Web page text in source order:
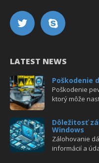
LATEST NEWS
Poškodenie
Poškodenie
ktorý môže
Dôležitosť
Windows
Zálohovanie
informácií a